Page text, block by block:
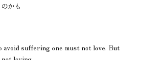
かも
suffering one must not love. But